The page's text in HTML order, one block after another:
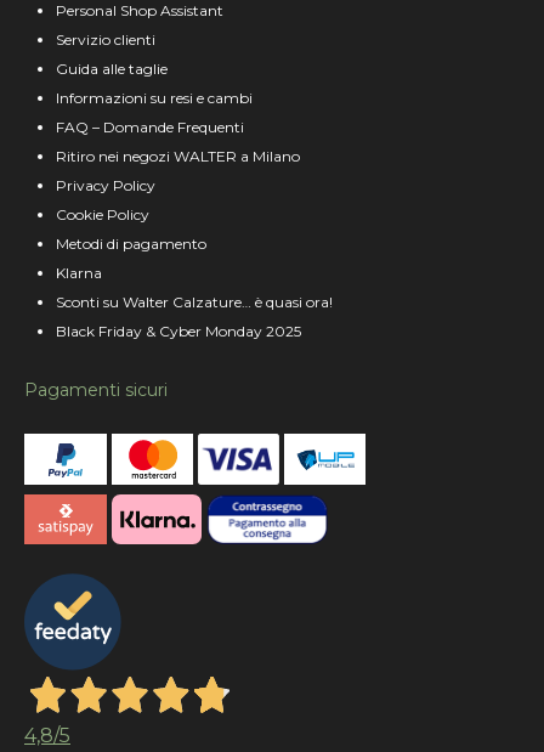
Personal Shop Assistant
Servizio clienti
Guida alle taglie
Informazioni su resi e cambi
FAQ – Domande Frequenti
Ritiro nei negozi WALTER a Milano
Privacy Policy
Cookie Policy
Metodi di pagamento
Klarna
Sconti su Walter Calzature… è quasi ora!
Black Friday & Cyber Monday 2025
Pagamenti sicuri
4,8/5